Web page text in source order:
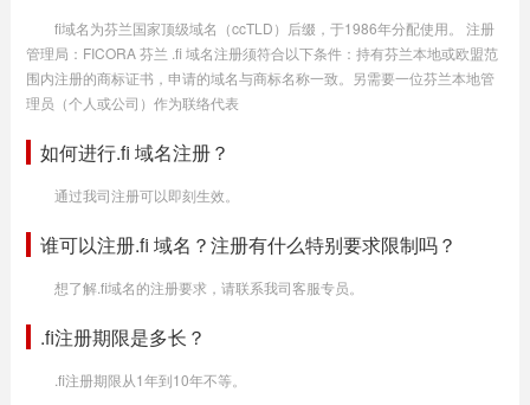
fi域名为芬兰国家顶级域名（ccTLD）后缀，于1986年分配使用。 注册
管理局：FICORA 芬兰 .fi 域名注册须符合以下条件：持有芬兰本地或欧盟范
围内注册的商标证书，申请的域名与商标名称一致。另需要一位芬兰本地管
理员（个人或公司）作为联络代表
如何进行.fi 域名注册？
通过我司注册可以即刻生效。
谁可以注册.fi 域名？注册有什么特别要求限制吗？
想了解.fi域名的注册要求，请联系我司客服专员。
.fi注册期限是多长？
.fi注册期限从1年到10年不等。